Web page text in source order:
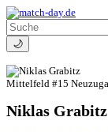
🌙
Mittelfeld #15
Niklas Grabitz